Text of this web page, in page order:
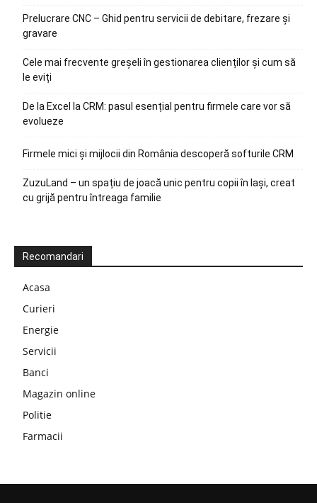
Prelucrare CNC – Ghid pentru servicii de debitare, frezare și
gravare
Cele mai frecvente greșeli în gestionarea clienților și cum să
le eviți
De la Excel la CRM: pasul esențial pentru firmele care vor să
evolueze
Firmele mici și mijlocii din România descoperă softurile CRM
ZuzuLand – un spațiu de joacă unic pentru copii în Iași, creat
cu grijă pentru întreaga familie
Recomandari
Acasa
Curieri
Energie
Servicii
Banci
Magazin online
Politie
Farmacii